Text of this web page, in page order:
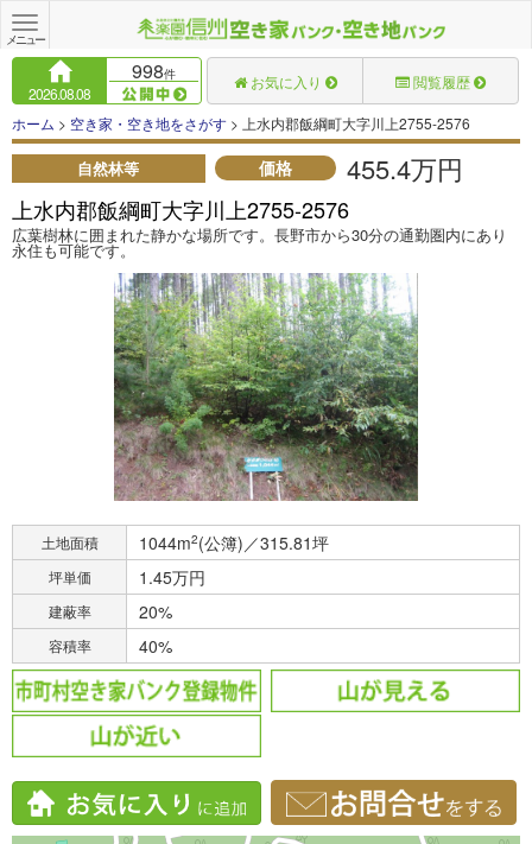
Toggle
navigation
メニュー
2026.08.08
998件 お気に入り 閲覧履歴
ホーム > 空き家・空き地をさがす > 上水内郡飯綱町大字川上2755-2576
自然林等 価格 455.4万円
上水内郡飯綱町大字川上2755-2576
広葉樹林に囲まれた静かな場所です。長野市から30分の通勤圏内にあり
永住も可能です。
土地面積 1044m2(公簿)／315.81坪
坪単価 1.45万円
建蔽率 20%
容積率 40%